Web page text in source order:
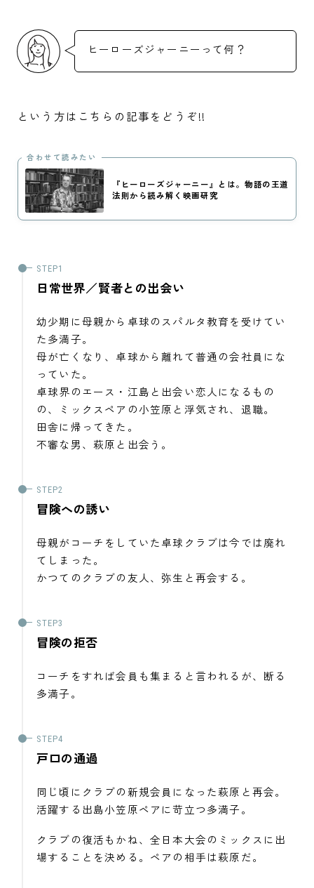
ヒーローズジャーニーって何？
という方はこちらの記事をどうぞ!!
合わせて読みたい
『ヒーローズジャーニー』とは。物語の王道
法則から読み解く映画研究
日常世界／賢者との出会い
幼少期に母親から卓球のスパルタ教育を受けてい
た多満子。
母が亡くなり、卓球から離れて普通の会社員にな
っていた。
卓球界のエース・江島と出会い恋人になるもの
の、ミックスペアの小笠原と浮気され、退職。
田舎に帰ってきた。
不審な男、萩原と出会う。
冒険への誘い
母親がコーチをしていた卓球クラブは今では廃れ
てしまった。
かつてのクラブの友人、弥生と再会する。
冒険の拒否
コーチをすれば会員も集まると言われるが、断る
多満子。
戸口の通過
同じ頃にクラブの新規会員になった萩原と再会。
活躍する出島小笠原ペアに苛立つ多満子。
クラブの復活もかね、全日本大会のミックスに出
場することを決める。ペアの相手は萩原だ。